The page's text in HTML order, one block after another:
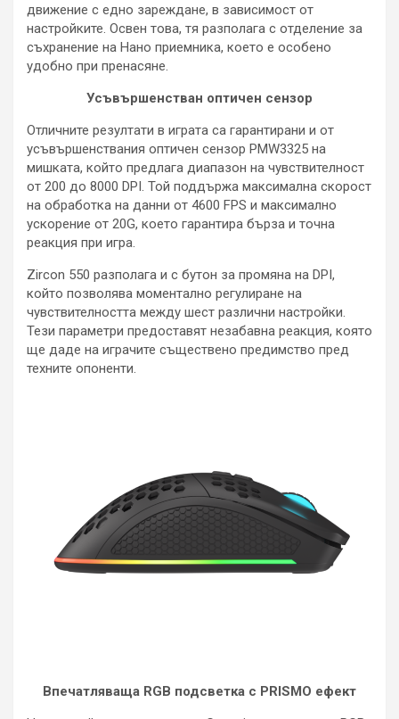
движение с едно зареждане, в зависимост от
настройките. Освен това, тя разполага с отделение за
съхранение на Нано приемника, което е особено
удобно при пренасяне.
Усъвършенстван оптичен сензор
Отличните резултати в играта са гарантирани и от
усъвършенствания оптичен сензор PMW3325 на
мишката, който предлага диапазон на чувствителност
от 200 до 8000 DPI. Той поддържа максимална скорост
на обработка на данни от 4600 FPS и максимално
ускорение от 20G, което гарантира бърза и точна
реакция при игра.
Zircon 550 разполага и с бутон за промяна на DPI,
който позволява моментално регулиране на
чувствителността между шест различни настройки.
Тези параметри предоставят незабавна реакция, която
ще даде на играчите съществено предимство пред
техните опоненти.
Впечатляваща RGB подсветка с PRISMO ефект